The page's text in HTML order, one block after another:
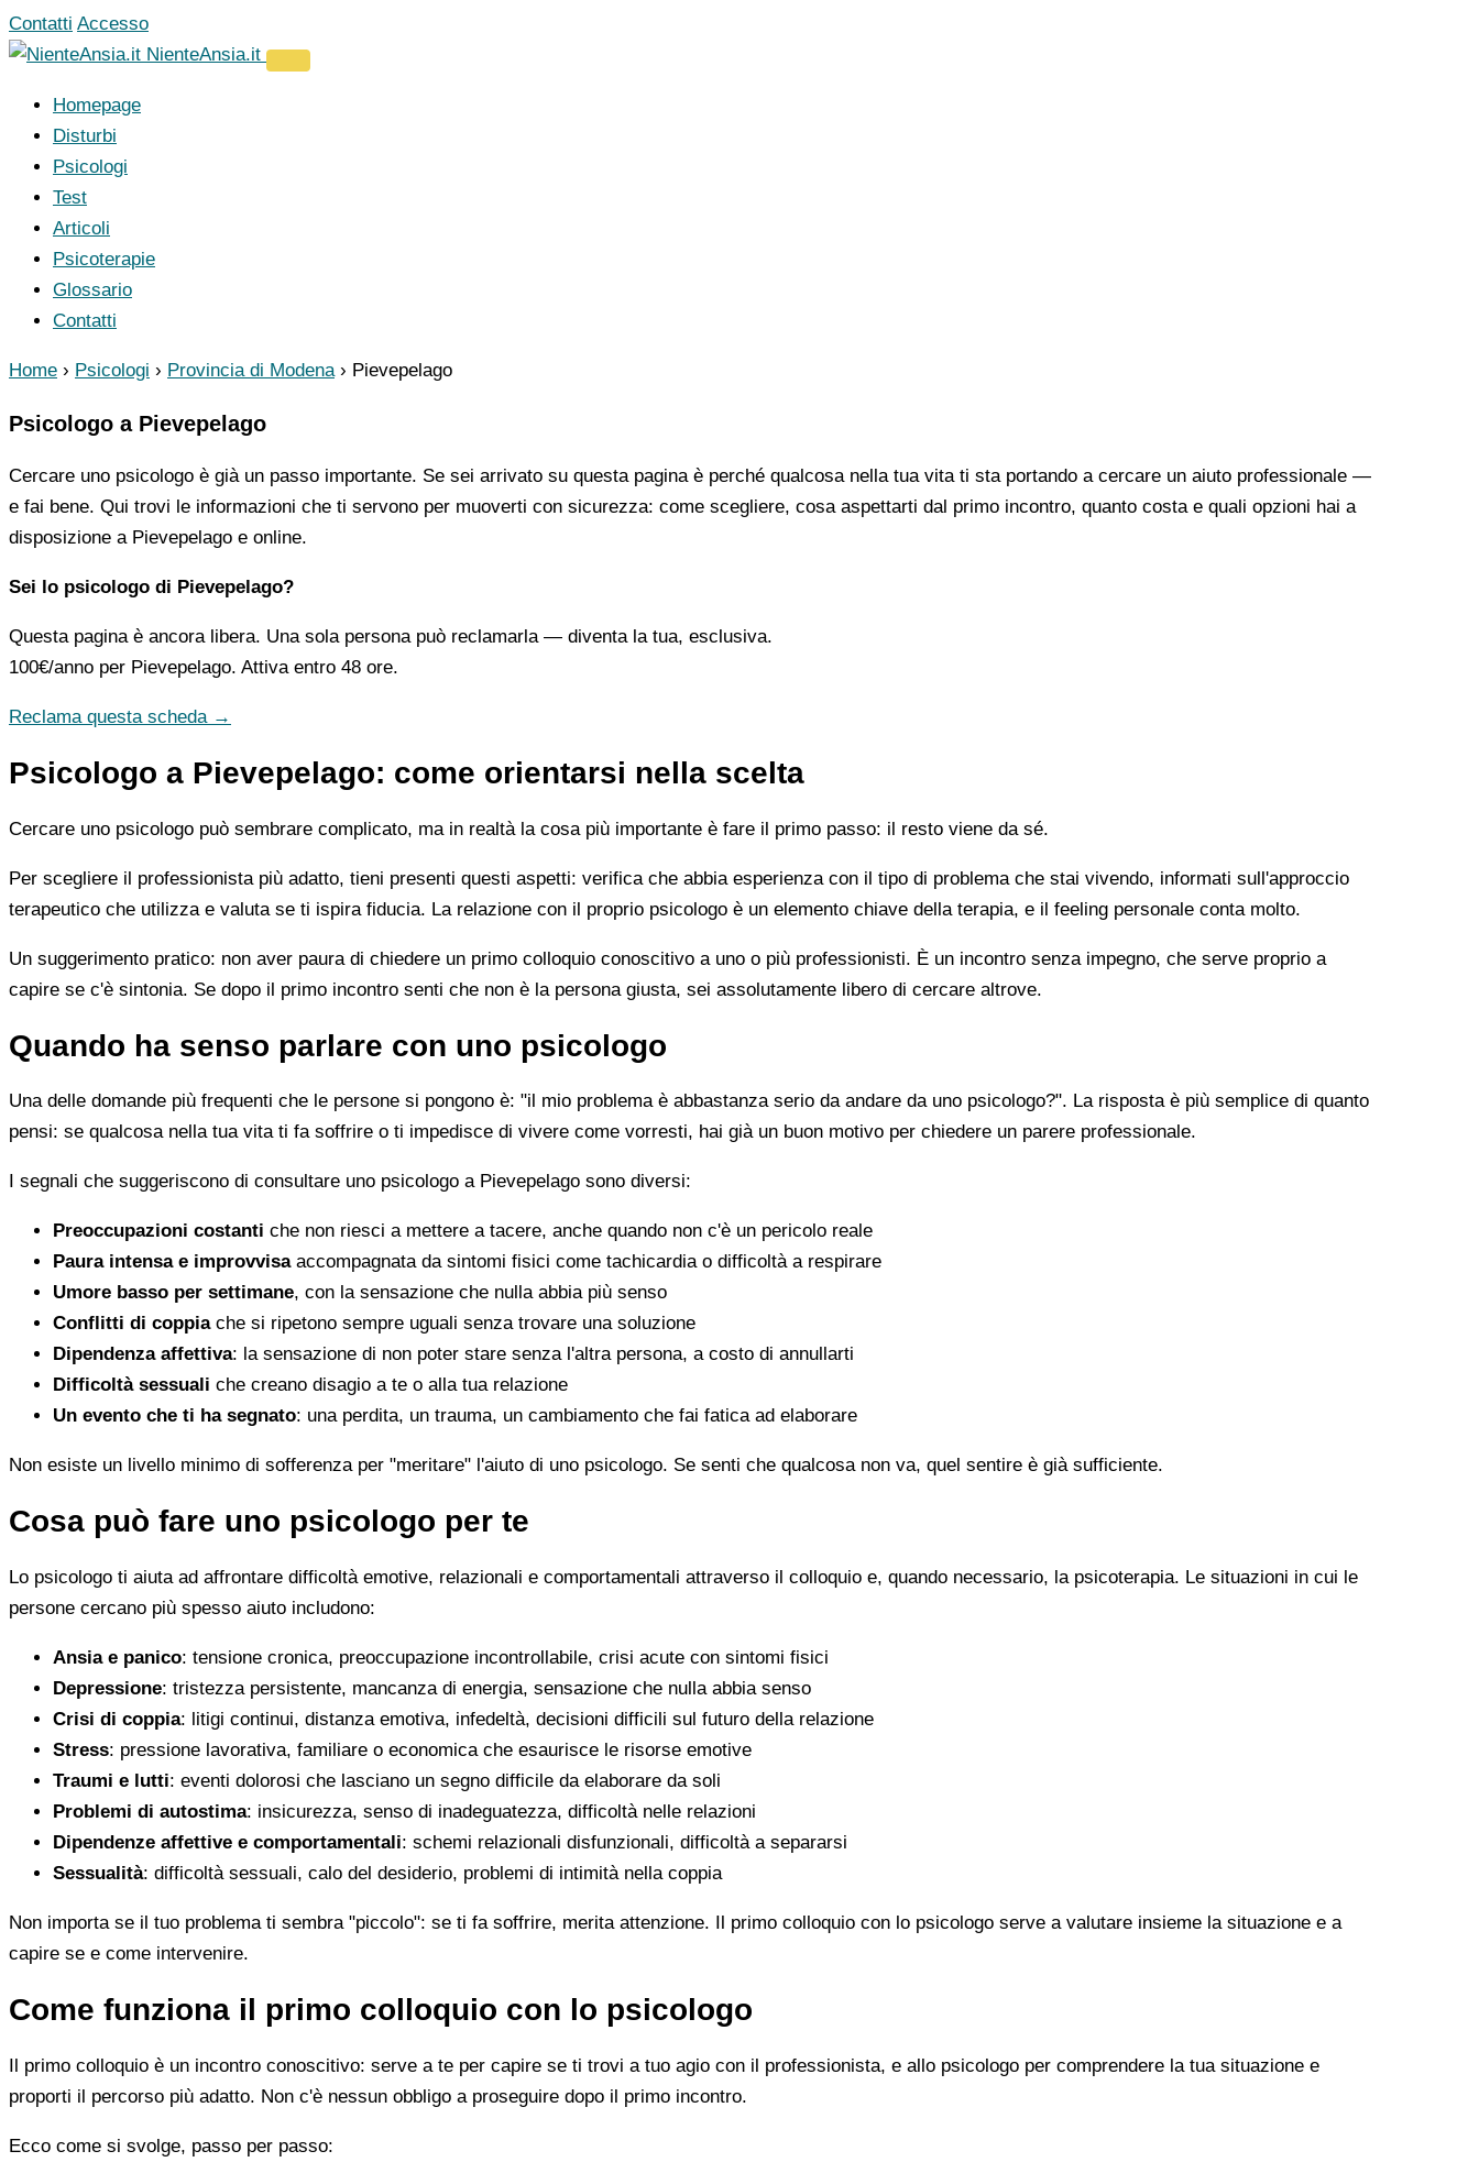
Vai
al
Contatti Accesso
NienteAnsia.it
Homepage
Disturbi
Psicologi
Test
Articoli
Psicoterapie
Glossario
Contatti
Home › Psicologi › Provincia di Modena › Pievepelago
Psicologo a Pievepelago
Cercare uno psicologo è già un passo importante. Se sei arrivato su questa pagina è perché qualcosa nella tua vita ti sta portando a cercare un aiuto professionale —
e fai bene. Qui trovi le informazioni che ti servono per muoverti con sicurezza: come scegliere, cosa aspettarti dal primo incontro, quanto costa e quali opzioni hai a
disposizione a Pievepelago e online.
Sei lo psicologo di Pievepelago?
Questa pagina è ancora libera. Una sola persona può reclamarla — diventa la tua, esclusiva.
100€/anno per Pievepelago. Attiva entro 48 ore.
Reclama questa scheda →
Psicologo a Pievepelago: come orientarsi nella scelta
Cercare uno psicologo può sembrare complicato, ma in realtà la cosa più importante è fare il primo passo: il resto viene da sé.
Per scegliere il professionista più adatto, tieni presenti questi aspetti: verifica che abbia esperienza con il tipo di problema che stai vivendo, informati sull'approccio
terapeutico che utilizza e valuta se ti ispira fiducia. La relazione con il proprio psicologo è un elemento chiave della terapia, e il feeling personale conta molto.
Un suggerimento pratico: non aver paura di chiedere un primo colloquio conoscitivo a uno o più professionisti. È un incontro senza impegno, che serve proprio a
capire se c'è sintonia. Se dopo il primo incontro senti che non è la persona giusta, sei assolutamente libero di cercare altrove.
Quando ha senso parlare con uno psicologo
Una delle domande più frequenti che le persone si pongono è: "il mio problema è abbastanza serio da andare da uno psicologo?". La risposta è più semplice di quanto
pensi: se qualcosa nella tua vita ti fa soffrire o ti impedisce di vivere come vorresti, hai già un buon motivo per chiedere un parere professionale.
I segnali che suggeriscono di consultare uno psicologo a Pievepelago sono diversi:
Preoccupazioni costanti che non riesci a mettere a tacere, anche quando non c'è un pericolo reale
Paura intensa e improvvisaaccompagnata da sintomi fisici come tachicardia o difficoltà a respirare
Umore basso per settimane, con la sensazione che nulla abbia più senso
Conflitti di coppiache si ripetono sempre uguali senza trovare una soluzione
Dipendenza affettiva: la sensazione di non poter stare senza l'altra persona, a costo di annullarti
Difficoltà sessuali che creano disagio a te o alla tua relazione
Un evento che ti ha segnato: una perdita, un trauma, un cambiamento che fai fatica ad elaborare
Non esiste un livello minimo di sofferenza per "meritare" l'aiuto di uno psicologo. Se senti che qualcosa non va, quel sentire è già sufficiente.
Cosa può fare uno psicologo per te
Lo psicologo ti aiuta ad affrontare difficoltà emotive, relazionali e comportamentali attraverso il colloquio e, quando necessario, la psicoterapia. Le situazioni in cui le
persone cercano più spesso aiuto includono:
Ansia e panico: tensione cronica, preoccupazione incontrollabile, crisi acute con sintomi fisici
Depressione: tristezza persistente, mancanza di energia, sensazione che nulla abbia senso
Crisi di coppia: litigi continui, distanza emotiva, infedeltà, decisioni difficili sul futuro della relazione
Stress: pressione lavorativa, familiare o economica che esaurisce le risorse emotive
Traumi e lutti: eventi dolorosi che lasciano un segno difficile da elaborare da soli
Problemi di autostima: insicurezza, senso di inadeguatezza, difficoltà nelle relazioni
Dipendenze affettive e comportamentali: schemi relazionali disfunzionali, difficoltà a separarsi
Sessualità: difficoltà sessuali, calo del desiderio, problemi di intimità nella coppia
Non importa se il tuo problema ti sembra "piccolo": se ti fa soffrire, merita attenzione. Il primo colloquio con lo psicologo serve a valutare insieme la situazione e a
capire se e come intervenire.
Come funziona il primo colloquio con lo psicologo
Il primo colloquio è un incontro conoscitivo: serve a te per capire se ti trovi a tuo agio con il professionista, e allo psicologo per comprendere la tua situazione e
proporti il percorso più adatto. Non c'è nessun obbligo a proseguire dopo il primo incontro.
Ecco come si svolge, passo per passo: